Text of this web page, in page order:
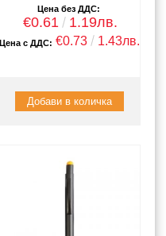
Цена без ДДС:
€0.61 1.19лв.
Цена с ДДС: €0.73 1.43лв.